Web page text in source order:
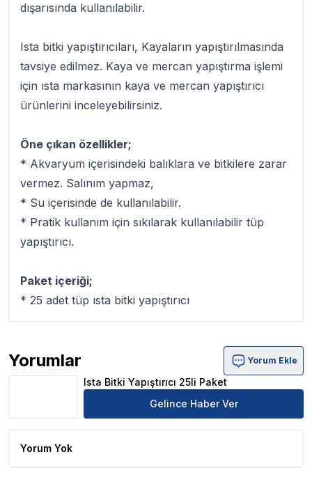
dışarısında kullanılabilir.
Ista bitki yapıştırıcıları, Kayaların yapıştırılmasında
tavsiye edilmez. Kaya ve mercan yapıştırma işlemi
için ısta markasının kaya ve mercan yapıştırıcı
ürünlerini inceleyebilirsiniz.
Öne çıkan özellikler;
* Akvaryum içerisindeki balıklara ve bitkilere zarar
vermez. Salınım yapmaz,
* Su içerisinde de kullanılabilir.
* Pratik kullanım için sıkılarak kullanılabilir tüp
yapıştırıcı.
Paket içeriği;
* 25 adet tüp ısta bitki yapıştırıcı
Yorumlar
Ista Bitki Yapıştırıcı 25li Paket Ürün Yorumları
Yorum Ekle
Ista Bitki Yapıştırıcı 25li Paket
Gelince Haber Ver
Yorum Yok